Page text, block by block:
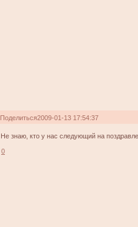
Поделиться2009-01-13 17:54:37
Не знаю, кто у нас следующий на
0